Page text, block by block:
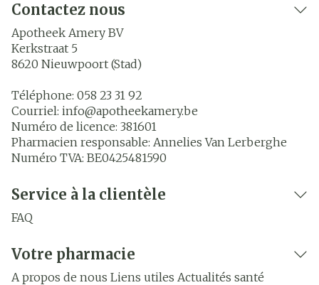
Contactez nous
Apotheek Amery BV
Kerkstraat 5
8620 Nieuwpoort (Stad)
Téléphone: 058 23 31 92
Courriel: info@apotheekamery.be
Numéro de licence: 381601
Pharmacien responsable: Annelies Van Lerberghe
Numéro TVA: BE0425481590
Service à la clientèle
FAQ
Votre pharmacie
A propos de nous Liens utiles Actualités santé